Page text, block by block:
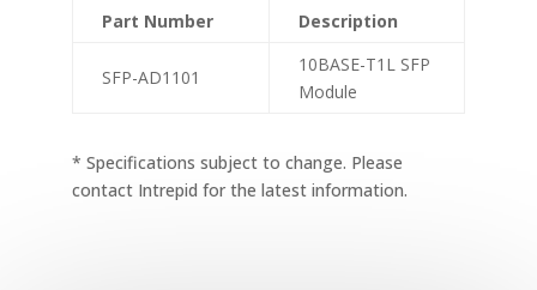
Part Number Description
SFP-AD1101
10BASE-T1L SFP
Module
* Specifications subject to change. Please
contact Intrepid for the latest information.